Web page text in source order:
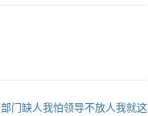
门缺人我怕领导不放人我就这